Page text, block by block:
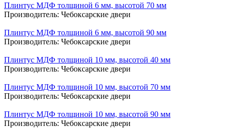
Плинтус МДФ толщиной 6 мм, высотой 70 мм
Производитель: Чебоксарские двери
Плинтус МДФ толщиной 6 мм, высотой 90 мм
Производитель: Чебоксарские двери
Плинтус МДФ толщиной 10 мм, высотой 40 мм
Производитель: Чебоксарские двери
Плинтус МДФ толщиной 10 мм, высотой 70 мм
Производитель: Чебоксарские двери
Плинтус МДФ толщиной 10 мм, высотой 90 мм
Производитель: Чебоксарские двери